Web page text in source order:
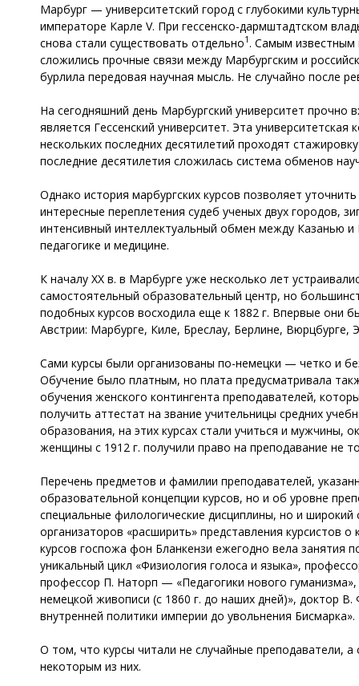
Марбург — университетский город с глубокими
императоре Карле V. При гессенско-дармштадтском
снова стали существовать отдельно1 . Самым известным
сложились прочные связи между Марбургским и
бурлила передовая научная мысль. Не случайно после
На сегодняшний день Марбургский университет
является Гессенский университет. Эта
нескольких последних десятилетий проходят
последние десятилетия сложилась система обменов
Однако история марбургских курсов позволяет
интересные переплетения судеб ученых двух городов,
интенсивный интеллектуальный обмен между Казанью
педагогике и медицине.
К началу XX в. в Марбурге уже несколько лет
самостоятельный образовательный центр, но
подобных курсов восходила еще к 1882 г. Впервые они
Австрии: Марбурге, Киле, Бреслау, Берлине, Вюрцбурге,
Сами курсы были организованы по-немецки — четко и
Обучение было платным, но плата предусматривала
обучения женского контингента преподавателей,
получить аттестат на звание учительницы средних
образования, на этих курсах стали учиться и мужчины,
женщины с 1912 г. получили право на преподавание не
Перечень предметов и фамилии преподавателей,
образовательной концепции курсов, но и об уровне
специальные филологические дисциплины, но и широкий
организаторов «расширить» представления курсистов
курсов госпожа фон Бланкензи ежегодно вела занятия
уникальный цикл «Физиология голоса и языка»,
профессор П. Наторп — «Педагогики нового
немецкой живописи (с 1860 г. до наших дней)», доктор
внутренней политики империи до увольнения Бисмарка».
О том, что курсы читали не случайные преподаватели,
некоторым из них.